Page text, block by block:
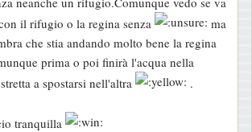
il rifugio o la regina senza
ma
che stia andando molto bene la regina
prima o poi finirà l'acqua nella
a spostarsi nell'altra
.
tranquilla